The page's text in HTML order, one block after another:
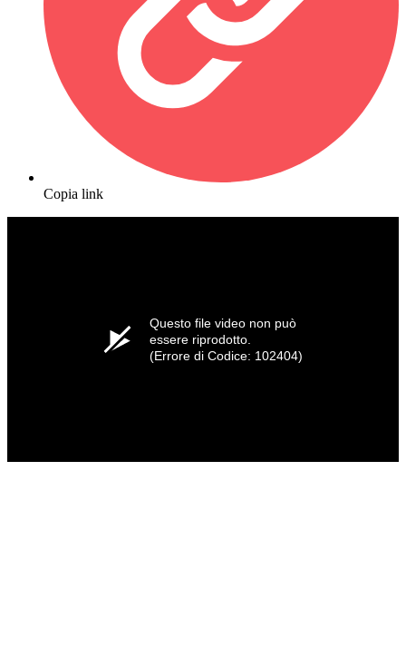
Copia link
Questo file video non può
essere riprodotto.
(Errore di Codice: 102404)